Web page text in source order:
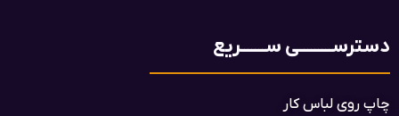
دسترســـــــــی ســـــــریع
چاپ روی لباس کار